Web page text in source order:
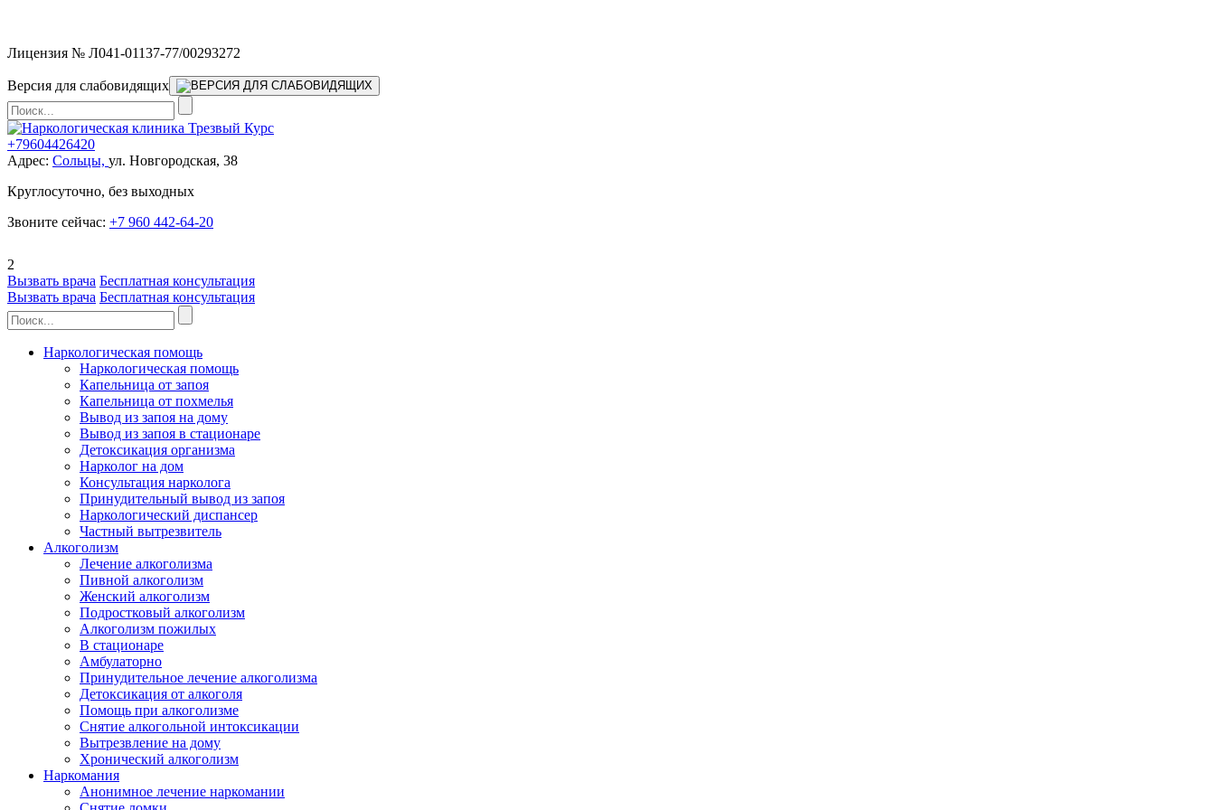
Лицензия № Л041-01137-77/00293272
Версия для слабовидящих
+79604426420
Адрес: Сольцы, ул. Новгородская, 38
Круглосуточно, без выходных
Звоните сейчас: +7 960 442-64-20
2
Вызвать врача Бесплатная консультация
Вызвать врача Бесплатная консультация
Наркологическая помощь
Наркологическая помощь
Капельница от запоя
Капельница от похмелья
Вывод из запоя на дому
Вывод из запоя в стационаре
Детоксикация организма
Нарколог на дом
Консультация нарколога
Принудительный вывод из запоя
Наркологический диспансер
Частный вытрезвитель
Алкоголизм
Лечение алкоголизма
Пивной алкоголизм
Женский алкоголизм
Подростковый алкоголизм
Алкоголизм пожилых
В стационаре
Амбулаторно
Принудительное лечение алкоголизма
Детоксикация от алкоголя
Помощь при алкоголизме
Снятие алкогольной интоксикации
Вытрезвление на дому
Хронический алкоголизм
Наркомания
Анонимное лечение наркомании